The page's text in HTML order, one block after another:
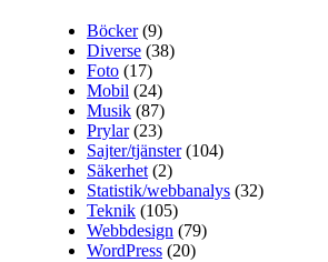
Böcker(9)
Diverse (38)
Foto (17)
Mobil (24)
Musik (87)
Prylar(23)
Sajter/tjänster(104)
Säkerhet (2)
Statistik/webbanalys (32)
Teknik (105)
Webbdesign (79)
WordPress (20)